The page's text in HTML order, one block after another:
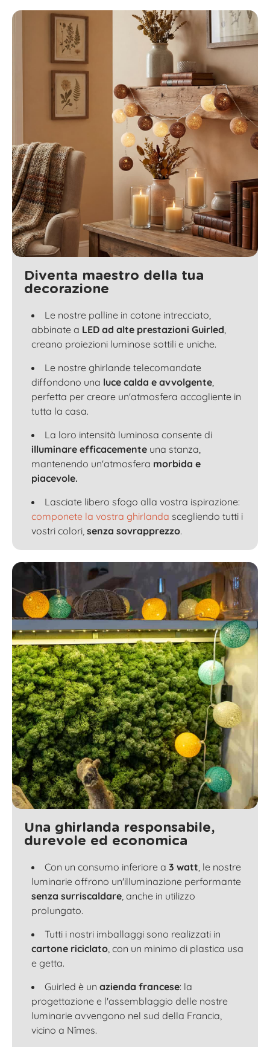
Diventa maestro della tua
decorazione
Le nostre palline in cotone intrecciato,
abbinate a LED ad alte prestazioni Guirled,
creano proiezioni luminose sottili e uniche.
Le nostre ghirlande telecomandate
diffondono una luce calda e avvolgente,
perfetta per creare un'atmosfera accogliente in
tutta la casa.
La loro intensità luminosa consente di
illuminare efficacemente una stanza,
mantenendo un'atmosfera morbida e
piacevole.
Lasciate libero sfogo alla vostra ispirazione:
componete la vostra ghirlanda scegliendo tutti i
vostri colori, senza sovrapprezzo.
Una ghirlanda responsabile,
durevole ed economica
Con un consumo inferiore a 3 watt, le nostre
luminarie offrono un'illuminazione performante
senza surriscaldare, anche in utilizzo
prolungato.
Tutti i nostri imballaggi sono realizzati in
cartone riciclato, con un minimo di plastica usa
e getta.
Guirled è un azienda francese: la
progettazione e l'assemblaggio delle nostre
luminarie avvengono nel sud della Francia,
vicino a Nîmes.